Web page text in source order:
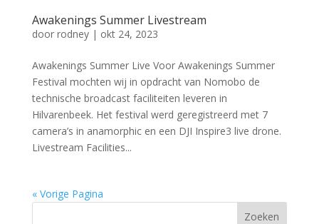
Awakenings Summer Livestream
door rodney| okt 24, 2023
Awakenings Summer Live Voor Awakenings Summer
Festival mochten wij in opdracht van Nomobo de
technische broadcast faciliteiten leveren in
Hilvarenbeek. Het festival werd geregistreerd met 7
camera’s in anamorphic en een DJI Inspire3 live drone.
Livestream Facilities...
« Vorige Pagina
Zoeken